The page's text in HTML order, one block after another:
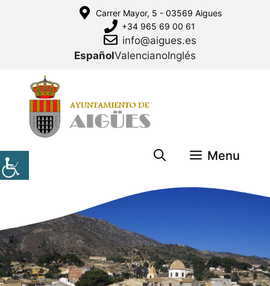
Carrer Mayor, 5 - 03569 Aigues
+34 965 69 00 61
info@aigues.es
EspañolValencianoInglés
Menu